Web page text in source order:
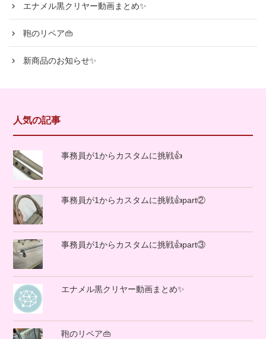
エナメル黒クリヤー動画まとめ✨
鞄のリペア👜
新商品のお知らせ✨
人気の記事
事務員が1からカスタムに挑戦👍
事務員が1からカスタムに挑戦👍part②
事務員が1からカスタムに挑戦👍part③
エナメル黒クリヤー動画まとめ✨
鞄のリペア👜